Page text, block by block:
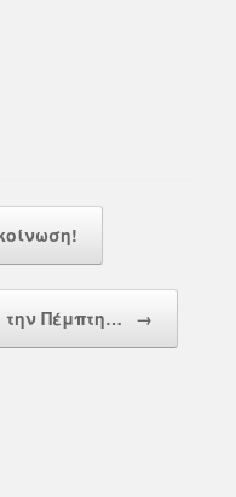
την Πέμπτη… →